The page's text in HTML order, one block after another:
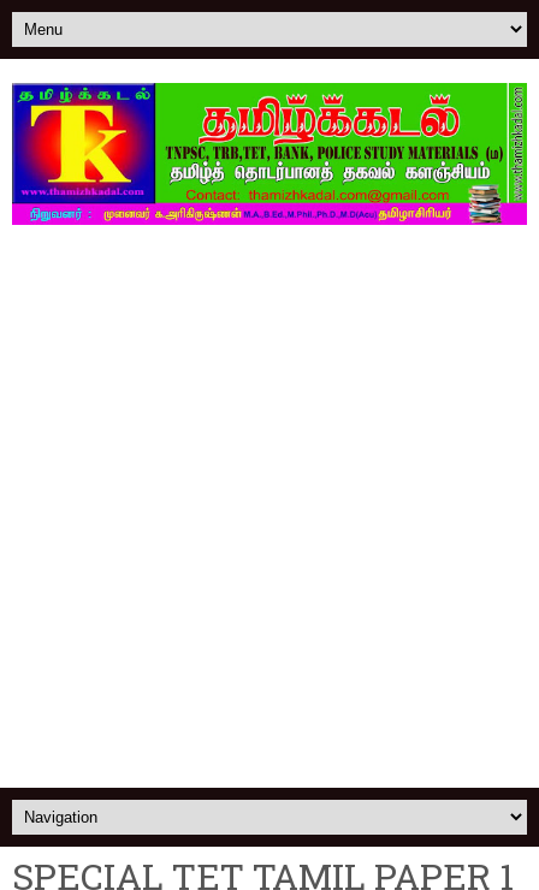
SPECIAL TET TAMIL PAPER 1